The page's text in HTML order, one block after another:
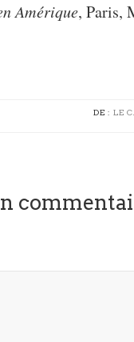
Amérique, Paris,
DE : LE